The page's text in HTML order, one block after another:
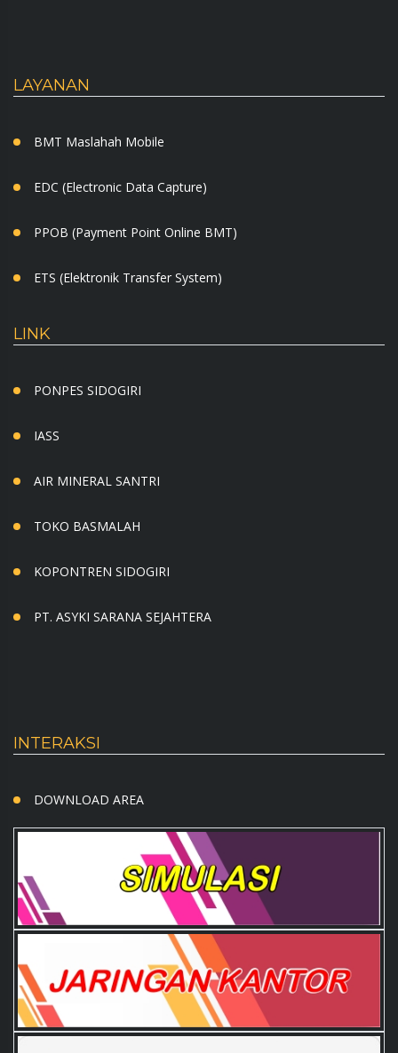
LAYANAN
BMT Maslahah Mobile
EDC (Electronic Data Capture)
PPOB (Payment Point Online BMT)
ETS (Elektronik Transfer System)
LINK
PONPES SIDOGIRI
IASS
AIR MINERAL SANTRI
TOKO BASMALAH
KOPONTREN SIDOGIRI
PT. ASYKI SARANA SEJAHTERA
INTERAKSI
DOWNLOAD AREA